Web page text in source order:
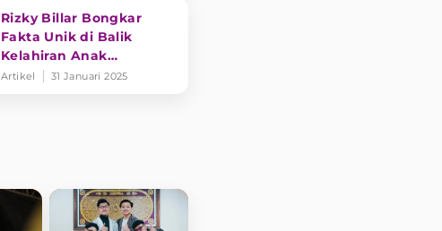
Rizky Billar Bongkar
Fakta Unik di Balik
Kelahiran Anak
Keduanya
Artikel 31 Januari 2025